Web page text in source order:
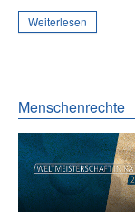
Weiterlesen
Menschenrechte